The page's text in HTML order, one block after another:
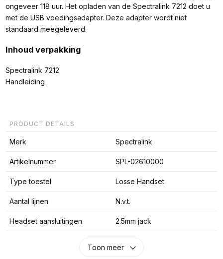
ongeveer 118 uur. Het opladen van de Spectralink 7212 doet u
met de USB voedingsadapter. Deze adapter wordt niet
standaard meegeleverd.
Inhoud verpakking
Spectralink 7212
Handleiding
PRODUCT DETAILS
Merk Spectralink
Artikelnummer SPL-02610000
Type toestel Losse Handset
Aantal lijnen N.v.t.
Headset aansluitingen 2.5mm jack
Toon meer